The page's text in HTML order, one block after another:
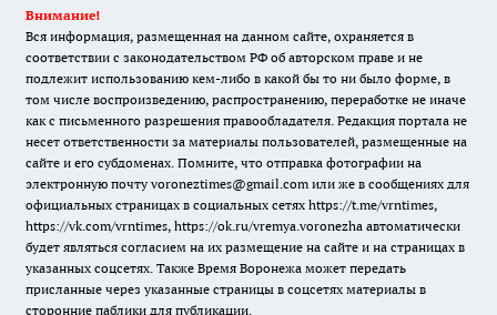
Внимание!
Вся информация, размещенная на данном сайте, охраняется в
соответствии с законодательством РФ об авторском праве и не
подлежит использованию кем-либо в какой бы то ни было форме, в
том числе воспроизведению, распространению, переработке не иначе
как с письменного разрешения правообладателя. Редакция портала не
несет ответственности за материалы пользователей, размещенные на
сайте и его субдоменах. Помните, что отправка фотографии на
электронную почту voroneztimes@gmail.com или же в сообщениях для
официальных страницах в социальных сетях https://t.me/vrntimes,
https://vk.com/vrntimes, https://ok.ru/vremya.voronezha автоматически
будет являться согласием на их размещение на сайте и на страницах в
указанных соцсетях. Также Время Воронежа может передать
присланные через указанные страницы в соцсетях материалы в
сторонние паблики для публикации.